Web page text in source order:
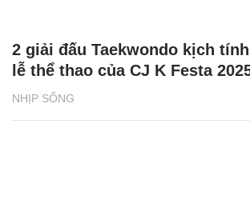
NHỊP SỐNG
2 giải đấu Taekwondo kịch
lễ thể thao của CJ K Festa